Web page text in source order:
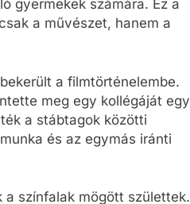
gyermekek számára. Ez a
a művészet, hanem a
a filmtörténelembe.
meg egy kollégáját egy
a stábtagok közötti
és az egymás iránti
a színfalak mögött születtek.